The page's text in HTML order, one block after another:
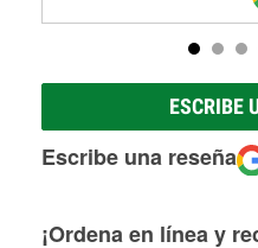
ESCRIBE
Escribe una reseña
¡Ordena en línea y